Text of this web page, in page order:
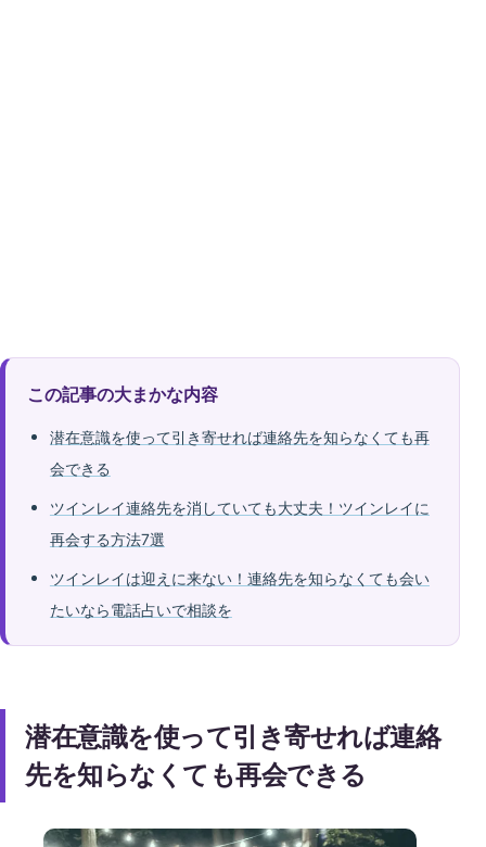
この記事の大まかな内容
潜在意識を使って引き寄せれば連絡先を知らなくても再
会できる
ツインレイ連絡先を消していても大丈夫！ツインレイに
再会する方法7選
ツインレイは迎えに来ない！連絡先を知らなくても会い
たいなら電話占いで相談を
潜在意識を使って引き寄せれば連絡
先を知らなくても再会できる